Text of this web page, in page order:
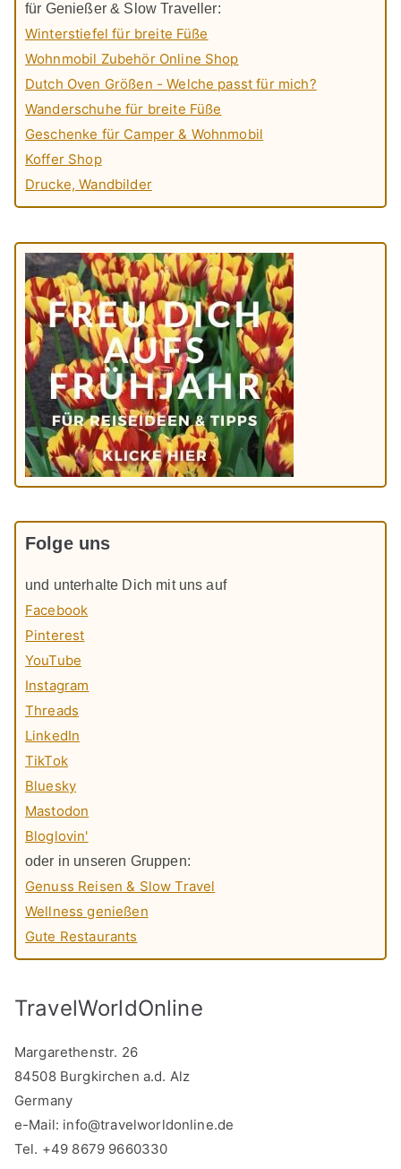
für Genießer & Slow Traveller:
Winterstiefel für breite Füße
Wohnmobil Zubehör Online Shop
Dutch Oven Größen - Welche passt für mich?
Wanderschuhe für breite Füße
Geschenke für Camper & Wohnmobil
Koffer Shop
Drucke, Wandbilder
Folge uns
und unterhalte Dich mit uns auf
Facebook
Pinterest
YouTube
Instagram
Threads
LinkedIn
TikTok
Bluesky
Mastodon
Bloglovin'
oder in unseren Gruppen:
Genuss Reisen & Slow Travel
Wellness genießen
Gute Restaurants
TravelWorldOnline
Margarethenstr. 26
84508 Burgkirchen a.d. Alz
Germany
e-Mail: info@travelworldonline.de
Tel. +49 8679 9660330